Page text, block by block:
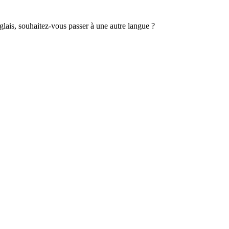
souhaitez-vous passer à une autre langue ?